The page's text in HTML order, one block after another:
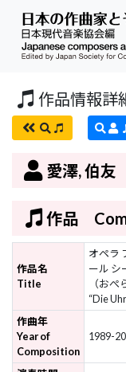
作品情報詳
愛澤, 伯
作品
作品名
Title
オペラ
ール シ
（お
“Die
作曲年
Year of
Composition
1989-